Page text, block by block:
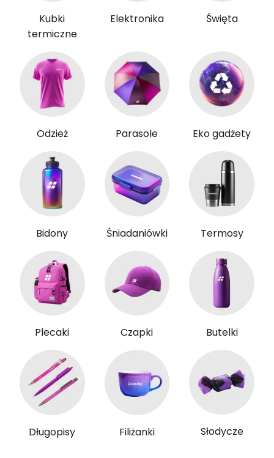
Kubki
termiczne
Elektronika Święta
Odzież Parasole Eko gadżety
Bidony Śniadaniówki Termosy
Plecaki Czapki Butelki
Długopisy Filiżanki Słodycze